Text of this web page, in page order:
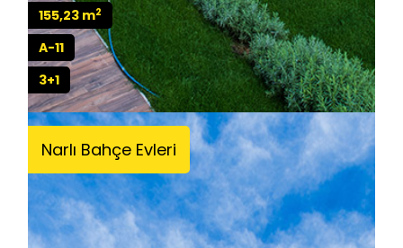
155,23 m2
A-11
3+1
Narlı Bahçe Evleri